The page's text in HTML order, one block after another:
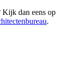
Kijk dan eens op
.